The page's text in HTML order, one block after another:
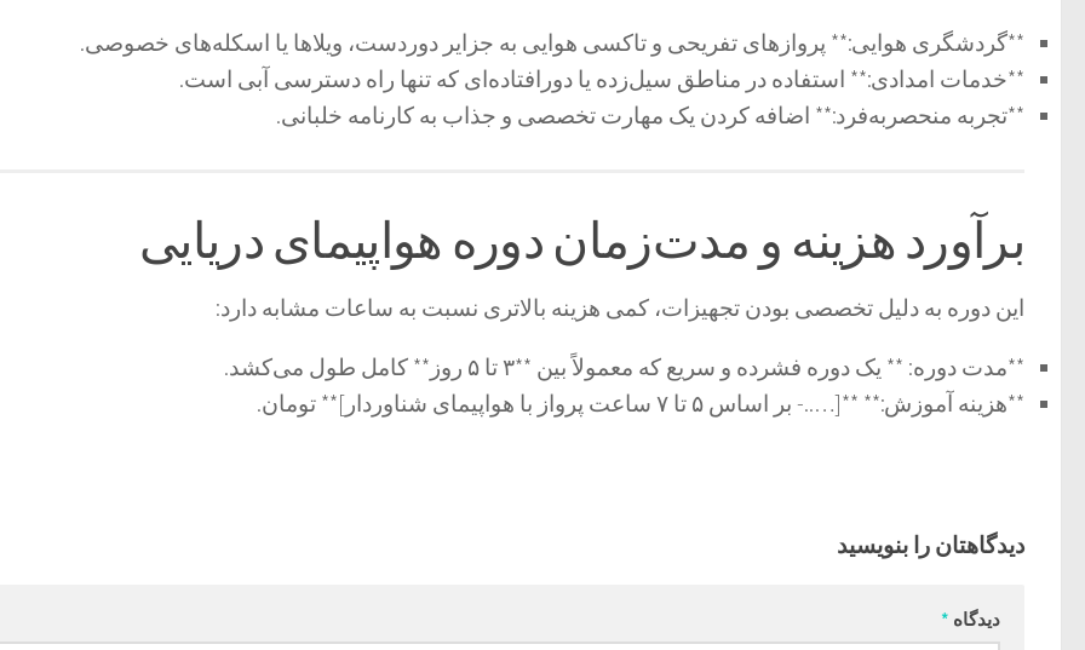
**گردشگری هوایی:** پروازهای تفریحی و تاکسی هوایی به جزایر دوردست، ویلاها یا اسکله‌های خصوصی.
**خدمات امدادی:** استفاده در مناطق سیل‌زده یا دورافتاده‌ای که تنها راه دسترسی آبی است.
**تجربه منحصربه‌فرد:** اضافه کردن یک مهارت تخصصی و جذاب به کارنامه خلبانی.
برآورد هزینه و مدت‌زمان دوره هواپیمای دریایی
این دوره به دلیل تخصصی بودن تجهیزات، کمی هزینه بالاتری نسبت به ساعات مشابه دارد:
**مدت دوره: ** یک دوره فشرده و سریع که معمولاً بین **۳ تا ۵ روز** کامل طول می‌کشد.
**هزینه آموزش:** **[…..- بر اساس ۵ تا ۷ ساعت پرواز با هواپیمای شناوردار]** تومان.
دیدگاهتان را بنویسید
دیدگاه *